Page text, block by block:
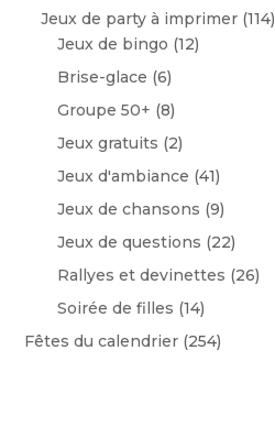
Jeux de party à imprimer (114)
Jeux de bingo (12)
Brise-glace (6)
Groupe 50+ (8)
Jeux gratuits (2)
Jeux d'ambiance (41)
Jeux de chansons (9)
Jeux de questions (22)
Rallyes et devinettes (26)
Soirée de filles (14)
Fêtes du calendrier (254)